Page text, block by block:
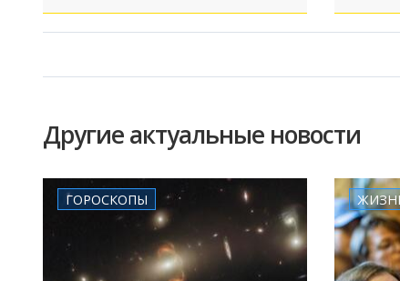
Другие актуальные новости
ГОРОСКОПЫ